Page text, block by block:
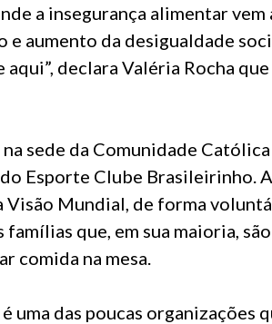
a insegurança alimentar
aumento da desigualdade
declara Valéria Rocha
sede da Comunidade
Esporte Clube Brasileirinho.
Mundial, de forma
que, em sua maioria,
comida na mesa.
uma das poucas organizações